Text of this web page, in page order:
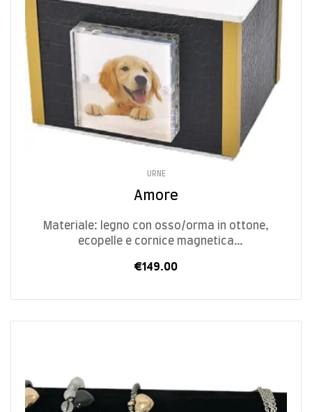
URNE
Amore
Materiale: legno con osso/orma in ottone,
ecopelle e cornice magnetica
Dimensioni/Size:
€149.00